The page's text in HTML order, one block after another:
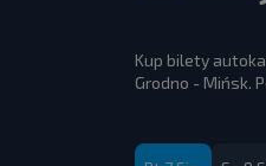
Kup bilety
Grodno - Mińsk.